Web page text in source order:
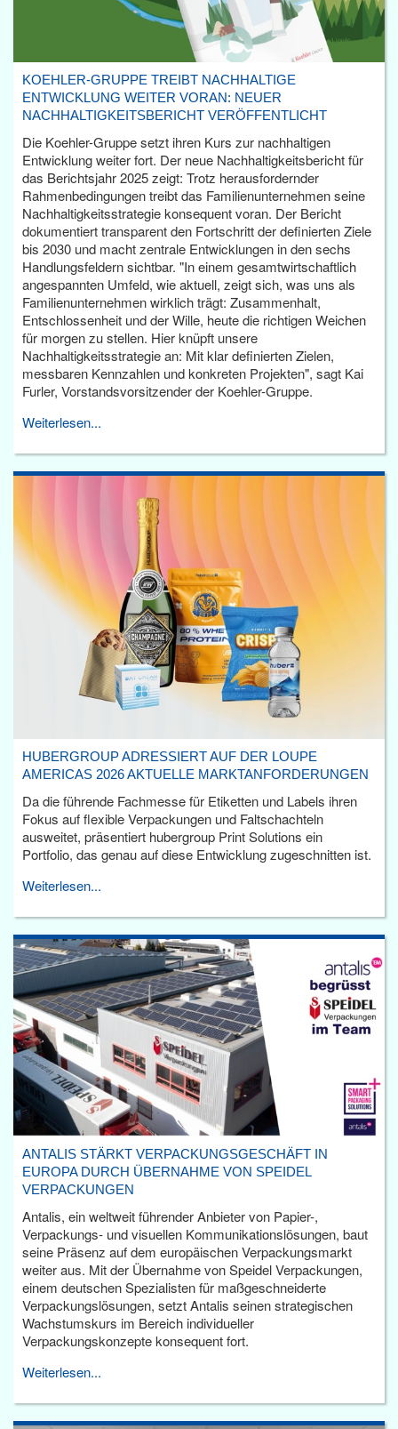
KOEHLER-GRUPPE TREIBT NACHHALTIGE
ENTWICKLUNG WEITER VORAN: NEUER
NACHHALTIGKEITSBERICHT VERÖFFENTLICHT
Die Koehler-Gruppe setzt ihren Kurs zur nachhaltigen
Entwicklung weiter fort. Der neue Nachhaltigkeitsbericht für
das Berichtsjahr 2025 zeigt: Trotz herausfordernder
Rahmenbedingungen treibt das Familienunternehmen seine
Nachhaltigkeitsstrategie konsequent voran. Der Bericht
dokumentiert transparent den Fortschritt der definierten Ziele
bis 2030 und macht zentrale Entwicklungen in den sechs
Handlungsfeldern sichtbar. "In einem gesamtwirtschaftlich
angespannten Umfeld, wie aktuell, zeigt sich, was uns als
Familienunternehmen wirklich trägt: Zusammenhalt,
Entschlossenheit und der Wille, heute die richtigen Weichen
für morgen zu stellen. Hier knüpft unsere
Nachhaltigkeitsstrategie an: Mit klar definierten Zielen,
messbaren Kennzahlen und konkreten Projekten", sagt Kai
Furler, Vorstandsvorsitzender der Koehler-Gruppe.
Weiterlesen...
HUBERGROUP ADRESSIERT AUF DER LOUPE
AMERICAS 2026 AKTUELLE MARKTANFORDERUNGEN
Da die führende Fachmesse für Etiketten und Labels ihren
Fokus auf flexible Verpackungen und Faltschachteln
ausweitet, präsentiert hubergroup Print Solutions ein
Portfolio, das genau auf diese Entwicklung zugeschnitten ist.
Weiterlesen...
ANTALIS STÄRKT VERPACKUNGSGESCHÄFT IN
EUROPA DURCH ÜBERNAHME VON SPEIDEL
VERPACKUNGEN
Antalis, ein weltweit führender Anbieter von Papier-,
Verpackungs- und visuellen Kommunikationslösungen, baut
seine Präsenz auf dem europäischen Verpackungsmarkt
weiter aus. Mit der Übernahme von Speidel Verpackungen,
einem deutschen Spezialisten für maßgeschneiderte
Verpackungslösungen, setzt Antalis seinen strategischen
Wachstumskurs im Bereich individueller
Verpackungskonzepte konsequent fort.
Weiterlesen...